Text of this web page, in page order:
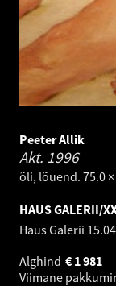
Peeter Allik
Akt. 1996
õli, lõuend. 75.0 ×
HAUS GALERII/
Haus Galerii
Alghind
1 981
€
Viimane